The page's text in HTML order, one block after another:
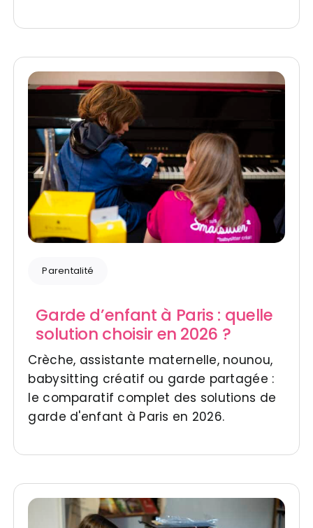
Parentalité
Garde d’enfant à Paris : quelle
solution choisir en 2026 ?
Crèche, assistante maternelle, nounou,
babysitting créatif ou garde partagée :
le comparatif complet des solutions de
garde d'enfant à Paris en 2026.